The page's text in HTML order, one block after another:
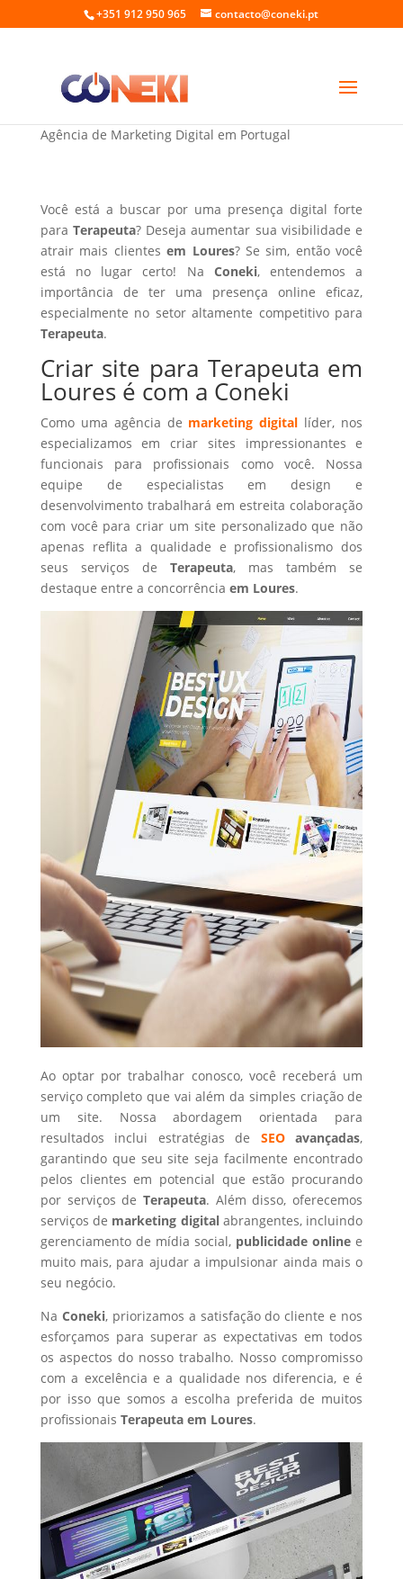
+351 912 950 965 contacto@coneki.pt
Criar site para Terapeuta em Loures
Agência de Marketing Digital em Portugal
Você está a buscar por uma presença digital forte
paraTerapeuta? Deseja aumentar sua visibilidade e
atrair mais clientesem Loures? Se sim, então você
está no lugar certo! Na Coneki, entendemos a
importância de ter uma presença online eficaz,
especialmente no setor altamente competitivo para
Terapeuta.
Criar site para Terapeuta em
Loures é com a Coneki
Como uma agência de marketing digital líder, nos
especializamos em criar sites impressionantes e
funcionais para profissionais como você. Nossa
equipe de especialistas em design e
desenvolvimento trabalhará em estreita colaboração
com você para criar um site personalizado que não
apenas reflita a qualidade e profissionalismo dos
seus serviços de Terapeuta, mas também se
destaque entre a concorrência em Loures.
Ao optar por trabalhar conosco, você receberá um
serviço completo que vai além da simples criação de
um site. Nossa abordagem orientada para
resultados inclui estratégias de SEOavançadas,
garantindo que seu site seja facilmente encontrado
pelos clientes em potencial que estão procurando
por serviços de Terapeuta. Além disso, oferecemos
serviços de marketing digital abrangentes, incluindo
gerenciamento de mídia social, publicidade online e
muito mais, para ajudar a impulsionar ainda mais o
seu negócio.
Na Coneki, priorizamos a satisfação do cliente e nos
esforçamos para superar as expectativas em todos
os aspectos do nosso trabalho. Nosso compromisso
com a excelência e a qualidade nos diferencia, e é
por isso que somos a escolha preferida de muitos
profissionais Terapeutaem Loures.